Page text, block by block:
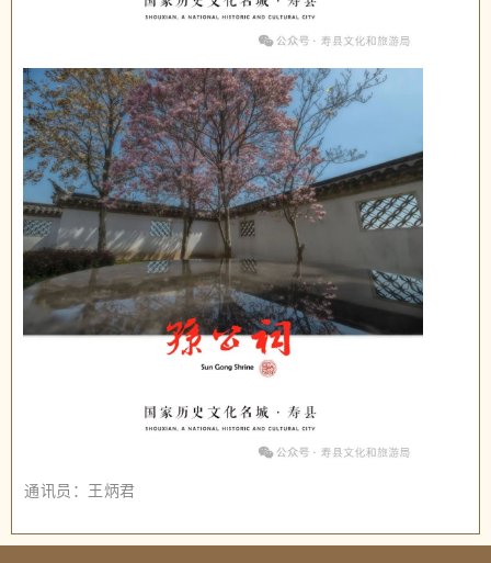
通讯员： 王炳君